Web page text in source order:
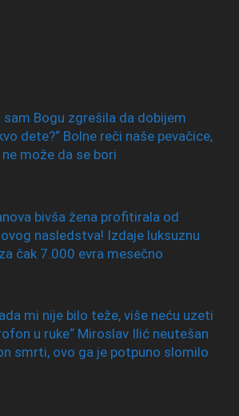
sam Bogu zgrešila da dobijem
dete?“ Bolne reči naše pevačice,
može da se bori
bivša žena profitirala od
nasledstva! Izdaje luksuznu
čak 7.000 evra mesečno
mi nije bilo teže, više neću uzeti
u ruke“ Miroslav Ilić neutešan
smrti, ovo ga je potpuno slomilo